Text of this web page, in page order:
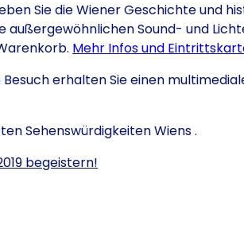
Sie die Wiener Geschichte und
außergewöhnlichen Sound- und
Mehr Infos und
erhalten Sie einen
Sehenswürdigkeiten Wiens .
begeistern!